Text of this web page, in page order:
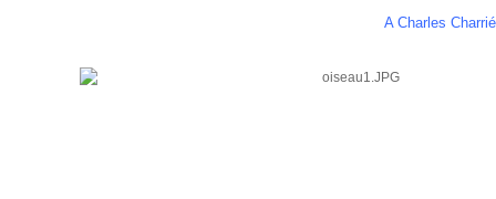
A Charles Charrié, mon